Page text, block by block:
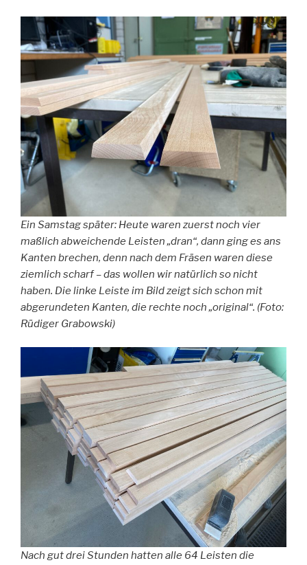
Ein Samstag später: Heute waren zuerst noch vier
maßlich abweichende Leisten „dran“, dann ging es ans
Kanten brechen, denn nach dem Fräsen waren diese
ziemlich scharf – das wollen wir natürlich so nicht
haben. Die linke Leiste im Bild zeigt sich schon mit
abgerundeten Kanten, die rechte noch „original“. (Foto:
Rüdiger Grabowski)
Nach gut drei Stunden hatten alle 64 Leisten die